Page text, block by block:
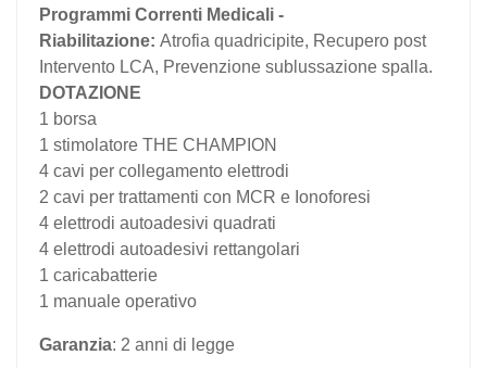
Programmi Correnti Medicali -
Riabilitazione: Atrofia quadricipite, Recupero post
Intervento LCA, Prevenzione sublussazione spalla.
DOTAZIONE
1 borsa
1 stimolatore THE CHAMPION
4 cavi per collegamento elettrodi
2 cavi per trattamenti con MCR e Ionoforesi
4 elettrodi autoadesivi quadrati
4 elettrodi autoadesivi rettangolari
1 caricabatterie
1 manuale operativo
Garanzia: 2 anni di legge